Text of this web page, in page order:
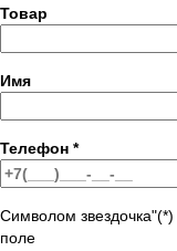
Товар
Имя
Телефон *
Символом
поле